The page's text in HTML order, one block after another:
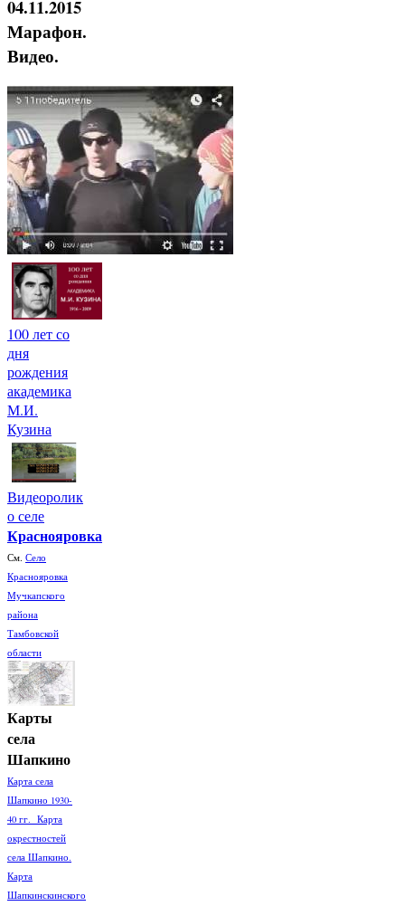
04.11.2015
Марафон.
Видео.
100 лет со
дня
рождения
академика
М.И.
Кузина
Видеоролик
о селе
Краснояровка
См. Село
Краснояровка
Мучкапского
района
Тамбовской
области
Карты
села
Шапкино
Карта села
Шапкино 1930-
40 гг. Карта
окрестностей
села Шапкино.
Карта
Шапкинскинского